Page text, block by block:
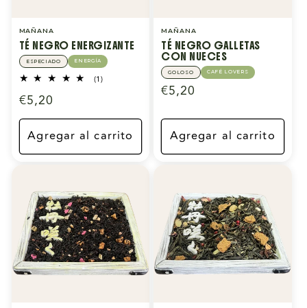
MAÑANA
TÉ NEGRO ENERGIZANTE
ESPECIADO ENERGÍA
(1)1
Precio
habitual
€5,20
Agregar al carrito
MAÑANA
TÉ NEGRO GALLETAS
CON NUECES
GOLOSO CAFÉ LOVERS
Precio
€5,20
Agregar al carrito